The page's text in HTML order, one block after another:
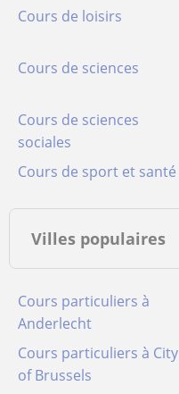
Cours de loisirs
Cours de sciences
Cours de sciences
sociales
Cours de sport et santé
Villes populaires
Cours particuliers à
Anderlecht
Cours particuliers à City
of Brussels